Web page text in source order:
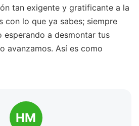
tan exigente y gratificante a la
con lo que ya sabes; siempre
esperando a desmontar tus
avanzamos. Así es como
HM